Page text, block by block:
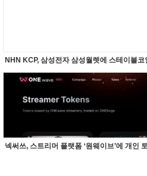
NHN KCP, 삼성전자 삼성월렛에 스테이블코
넥써쓰, 스트리머 플랫폼 ‘원웨이브’에 개인